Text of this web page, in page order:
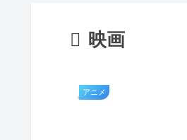
映画
アニメ